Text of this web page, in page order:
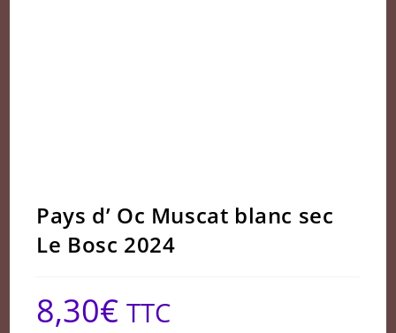
Pays d’ Oc Muscat blanc sec
Le Bosc 2024
8,30€ TTC